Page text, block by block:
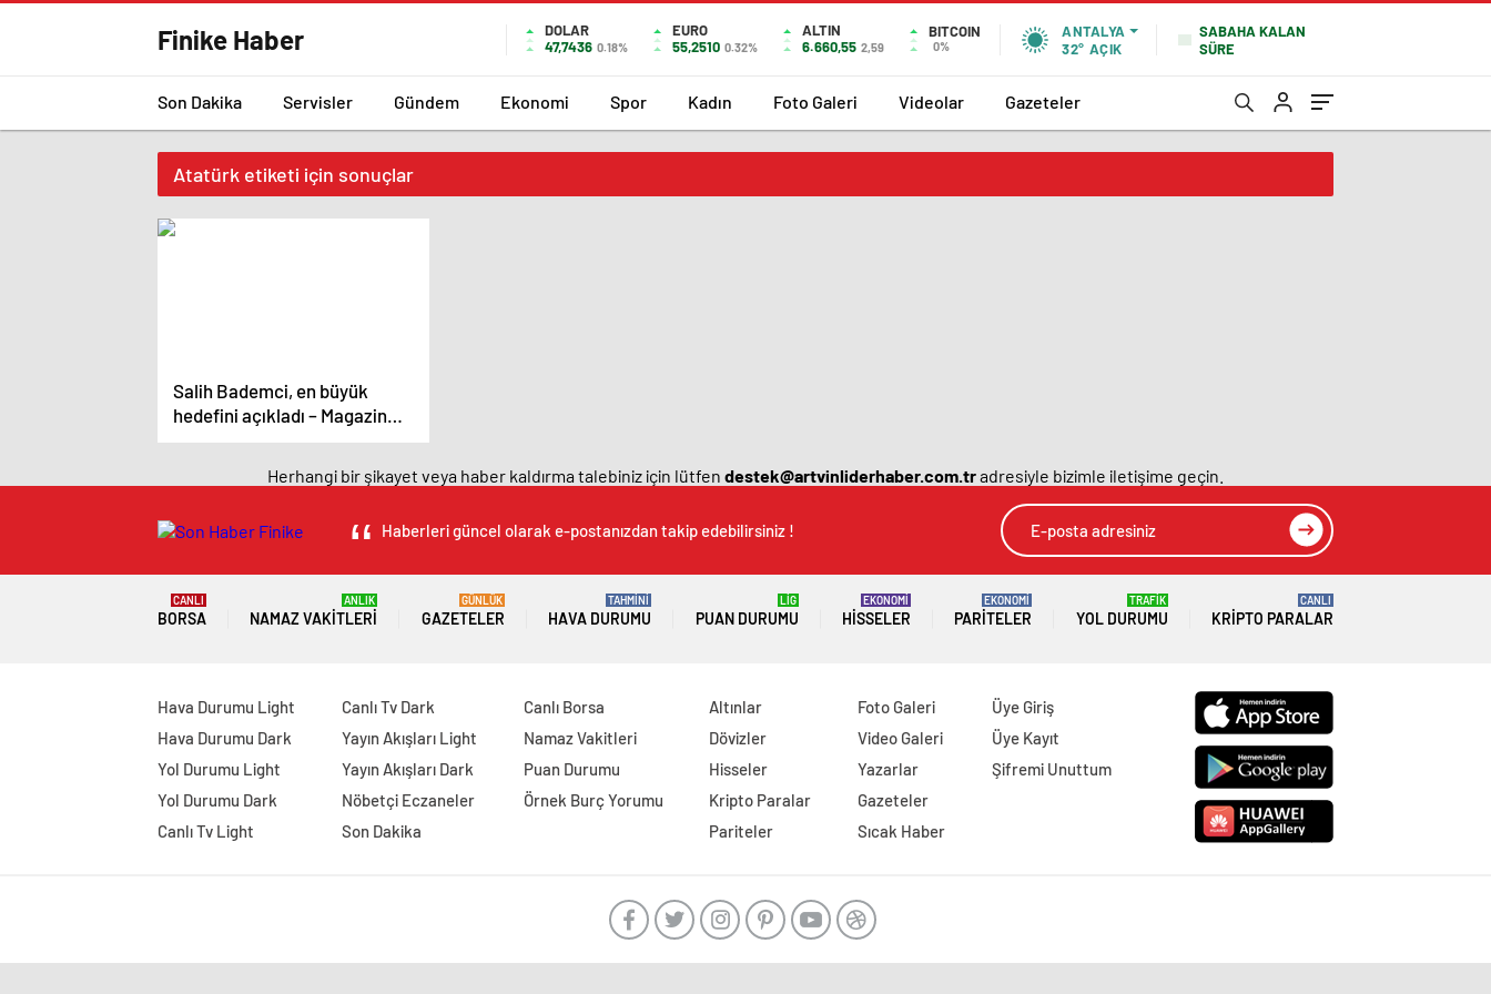
Finike Haber
DOLAR
47,7436 0.18%
EURO
55,2510 0.32%
ALTIN
6.660,55 2,59
BITCOIN
0%
ANTALYA
32° AÇIK
SABAHA KALAN
SÜRE
Son Dakika Servisler Gündem Ekonomi Spor Kadın Foto Galeri Videolar Gazeteler
Atatürk etiketi için sonuçlar
Salih Bademci, en büyük
hedefini açıkladı – Magazin
haberleri
Herhangi bir şikayet veya haber kaldırma talebiniz için lütfen destek@artvinliderhaber.com.tradresiyle bizimle iletişime geçin.
Haberleri güncel olarak e-postanızdan takip edebilirsiniz !
BORSA
CANLI
NAMAZ VAKITLERI
ANLIK
GAZETELER
GÜNLÜK
HAVA DURUMU
TAHMİNİ
PUAN DURUMU
LİG
HISSELER
EKONOMİ
PARITELER
EKONOMİ
YOL DURUMU
TRAFİK
KRIPTO PARALAR
CANLI
Hava Durumu Light
Hava Durumu Dark
Yol Durumu Light
Yol Durumu Dark
Canlı Tv Light
Canlı Tv Dark
Yayın Akışları Light
Yayın Akışları Dark
Nöbetçi Eczaneler
Son Dakika
Canlı Borsa
Namaz Vakitleri
Puan Durumu
Örnek Burç Yorumu
Altınlar
Dövizler
Hisseler
Kripto Paralar
Pariteler
Foto Galeri
Video Galeri
Yazarlar
Gazeteler
Sıcak Haber
Üye Giriş
Üye Kayıt
Şifremi Unuttum